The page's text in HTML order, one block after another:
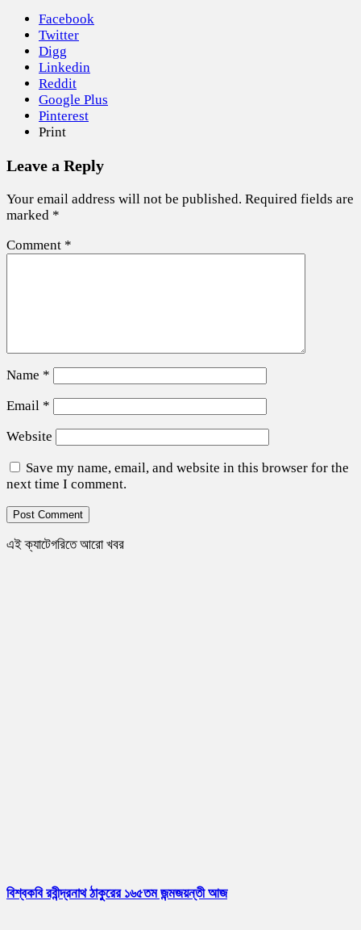
Facebook
Twitter
Digg
Linkedin
Reddit
Google Plus
Pinterest
Print
Leave a Reply
Your email address will not be published. Required fields are
marked *
Comment *
Name *
Email *
Website
Save my name, email, and website in this browser for the
next time I comment.
এই ক্যাটেগরিতে আরো খবর
বিশ্বকবি রবীন্দ্রনাথ ঠাকুরের ১৬৫তম জন্মজয়ন্তী আজ